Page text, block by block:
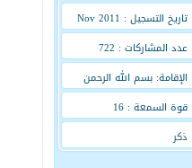
تاريخ التسجيل : Nov 2011
عدد المشاركات : 722
الإقامة: بسم الله الرحمن
قوة السمعة : 16
ذكر